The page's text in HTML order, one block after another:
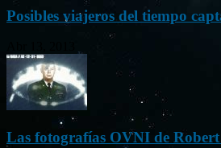
Posibles viajeros del tiempo
Las fotografías OVNI de Robert